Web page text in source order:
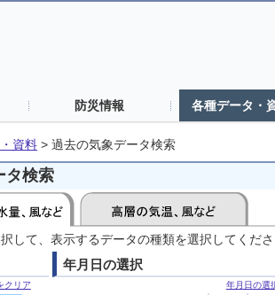
防災情報 各種データ・
資料 > 過去の気象データ検索
タ検索
して、表示するデータの種類を選択してくだ
クリア
年月日の選択
年月日の選